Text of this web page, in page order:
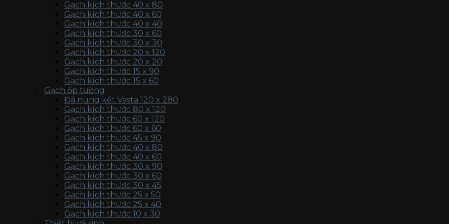
Gạch kích thước 40 x 80
Gạch kích thước 40 x 60
Gạch kích thước 40 x 40
Gạch kích thước 30 x 60
Gạch kích thước 30 x 30
Gạch kích thước 20 x 120
Gạch kích thước 20 x 20
Gạch kích thước 15 x 90
Gạch kích thước 15 x 60
Gạch ốp tường
Đá nung kết Vasta 120 x 280
Gạch kích thước 80 x 120
Gạch kích thước 60 x 120
Gạch kích thước 60 x 60
Gạch kích thước 45 x 90
Gạch kích thước 40 x 80
Gạch kích thước 40 x 60
Gạch kích thước 30 x 90
Gạch kích thước 30 x 60
Gạch kích thước 30 x 45
Gạch kích thước 25 x 50
Gạch kích thước 25 x 40
Gạch kích thước 10 x 30